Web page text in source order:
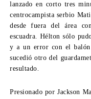
lanzado en corto tres
centrocampista serbio
desde fuera del área
escuadra. Hélton sólo
y a un error con el
sucedió otro del
resultado.
Presionado por Jackson